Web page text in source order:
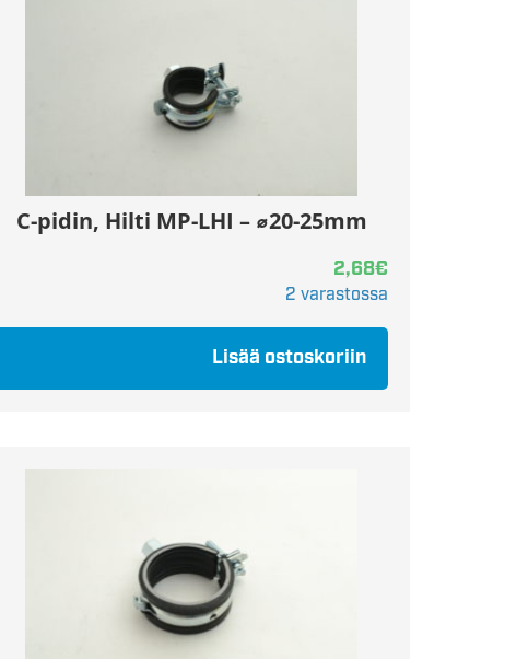
C-pidin, Hilti MP-LHI – ⌀20-25mm
2,68€
2 varastossa
Lisää ostoskoriin